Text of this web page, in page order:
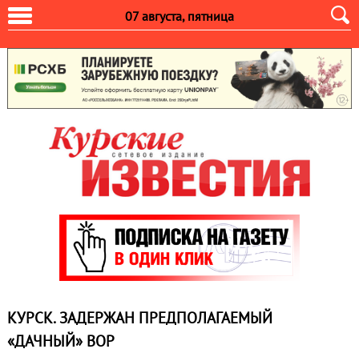
07 августа, пятница
КУРСК. ЗАДЕРЖАН ПРЕДПОЛАГАЕМЫЙ
«ДАЧНЫЙ» ВОР